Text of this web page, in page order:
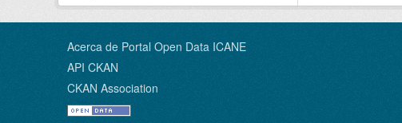
Acerca de Portal Open Data ICANE
API CKAN
CKAN Association